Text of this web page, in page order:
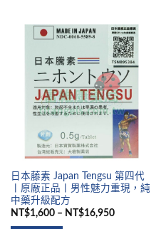
日本藤素 Japan Tengsu 第四代
丨原廠正品丨男性魅力重現，純
中藥升級配方
NT$1,600 – NT$16,950